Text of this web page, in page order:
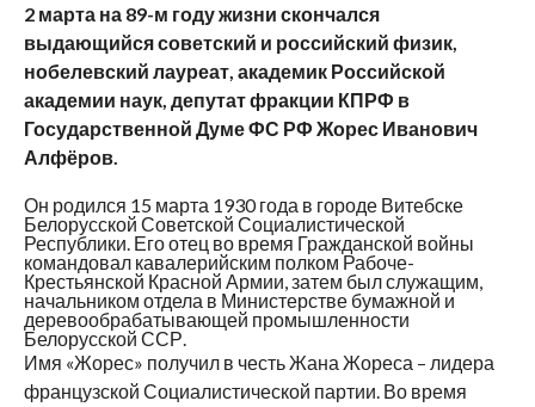
2 марта на 89-м году жизни скончался
выдающийся советский и российский физик,
нобелевский лауреат, академик Российской
академии наук, депутат фракции КПРФ в
Государственной Думе ФС РФ Жорес Иванович
Алфёров.
Он родился 15 марта 1930 года в городе Витебске
Белорусской Советской Социалистической
Республики. Его отец во время Гражданской войны
командовал кавалерийским полком Рабоче-
Крестьянской Красной Армии, затем был служащим,
начальником отдела в Министерстве бумажной и
деревообрабатывающей промышленности
Белорусской ССР.
Имя «Жорес» получил в честь Жана Жореса – лидера
французской Социалистической партии. Во время